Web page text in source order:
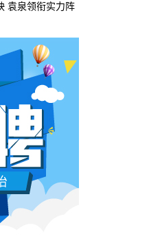
比缩水了一半还
跌到2.9%，几
剧赢了命
短剧12.8万部，
过95%。真人短
的AI短剧，拿走
本网原创
了多少电影人
本网原创
袁泉领衔实力阵